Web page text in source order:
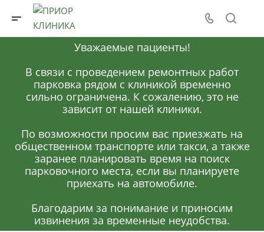
Уважаемые пациенты!
В связи с проведением ремонтных работ
парковка рядом с клиникой временно
сильно ограничена. К сожалению, это не
зависит от нашей клиники.
По возможности просим вас приезжать на
общественном транспорте или такси, а также
заранее планировать время на поиск
парковочного места, если вы планируете
приехать на автомобиле.
Благодарим за понимание и приносим
извинения за временные неудобства.